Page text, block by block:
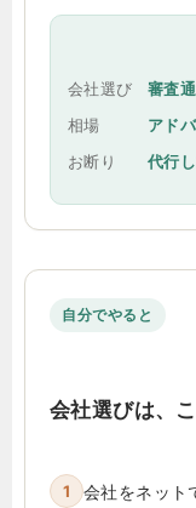
会社選び
審査
相場
アド
お断り
代行
自分でやると
会社選びは、
1 会社をネット